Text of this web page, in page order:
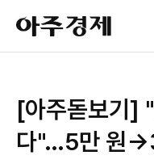
아
주
경
[아주돋보기]
다"…5만 원